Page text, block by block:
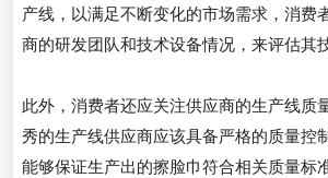
产线，以满足不断变化的市场需求，消费
商的研发团队和技术设备情况，来评估其
此外，消费者还应关注供应商的生产线质
秀的生产线供应商应该具备严格的质量控
能够保证生产出的擦脸巾符合相关质量标